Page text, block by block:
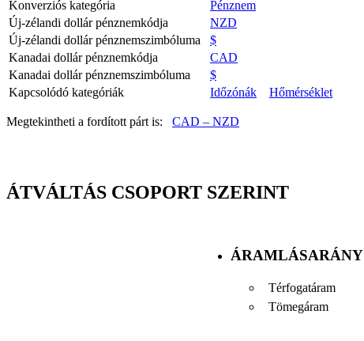
Konverziós kategória
Pénznem
Új-zélandi dollár pénznemkódja
NZD
Új-zélandi dollár pénznemszimbóluma
$
Kanadai dollár pénznemkódja
CAD
Kanadai dollár pénznemszimbóluma
$
Kapcsolódó kategóriák
Időzónák Hőmérséklet
Megtekintheti a fordított párt is: CAD – NZD
ÁTVÁLTÁS CSOPORT SZERINT
ÁRAMLÁSARÁNY
Térfogatáram
Tömegáram